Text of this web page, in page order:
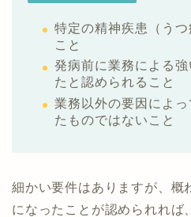
特定の精神疾患（う
こと
発病前に業務による
たと認められること
業務以外の要因によ
たものではないこと
細かい要件はありますが、概
になったことが認められれば